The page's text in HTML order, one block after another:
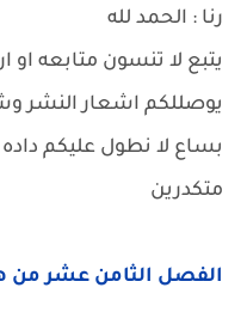
رنا : الحمد لله
يتبع لا تنسون متابعه
يوصللكم اشعار النشر
بساع لا نطول عليكم
متكدرين
الفصل الثامن عشر من